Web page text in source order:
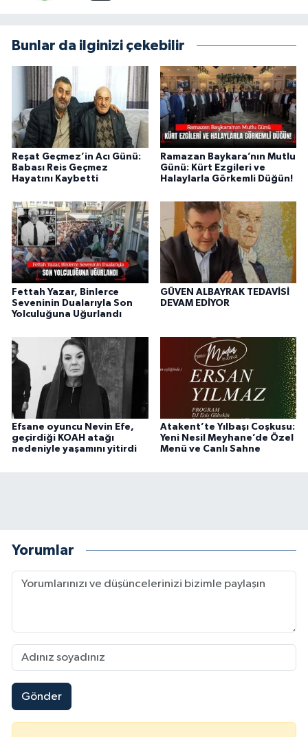
Bunlar da ilginizi çekebilir
Reşat Geçmez’in Acı Günü:
Babası Reis Geçmez
Hayatını Kaybetti
Ramazan Baykara’nın Mutlu
Günü: Kürt Ezgileri ve
Halaylarla Görkemli Düğün!
Fettah Yazar, Binlerce
Seveninin Dualarıyla Son
Yolculuğuna Uğurlandı
GÜVEN ALBAYRAK TEDAVİSİ
DEVAM EDİYOR
Efsane oyuncu Nevin Efe,
geçirdiği KOAH atağı
nedeniyle yaşamını yitirdi
Atakent’te Yılbaşı Coşkusu:
Yeni Nesil Meyhane’de Özel
Menü ve Canlı Sahne
Yorumlar
Gönder